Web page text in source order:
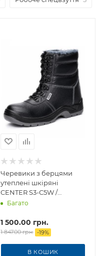
Черевики з берцями
утеплені шкіряні
CENTER S3-C5W /
композит/
Багато
1 500.00 грн.
1 847.00грн. -19%
В КОШИК